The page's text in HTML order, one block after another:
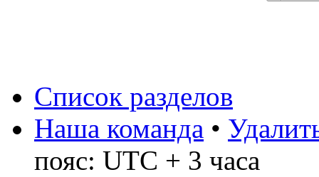
Список разделов
Наша команда •
пояс: UTC + 3 часа